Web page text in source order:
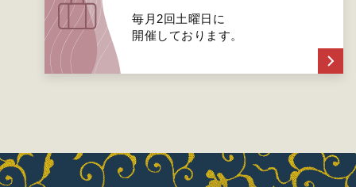
毎月2回土曜日に
開催しております。